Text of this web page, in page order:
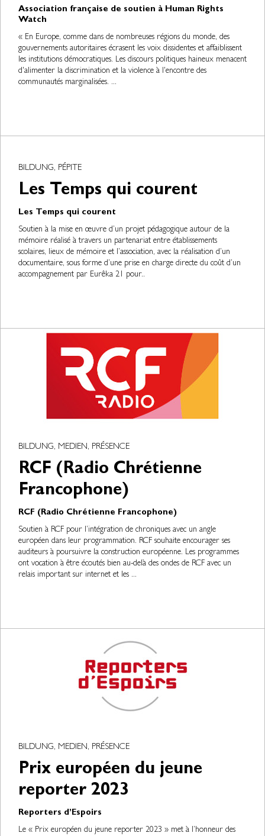
Association française de soutien à Human Rights
Watch
« En Europe, comme dans de nombreuses régions du monde, des
gouvernements autoritaires écrasent les voix dissidentes et affaiblissent
les institutions démocratiques. Les discours politiques haineux menacent
d'alimenter la discrimination et la violence à l'encontre des
communautés marginalisées. ...
BILDUNG, PÉPITE
Les Temps qui courent
Les Temps qui courent
Soutien à la mise en œuvre d’un projet pédagogique autour de la
mémoire réalisé à travers un partenariat entre établissements
scolaires, lieux de mémoire et l’association, avec la réalisation d’un
documentaire, sous forme d’une prise en charge directe du coût d’un
accompagnement par Eurêka 21 pour..
BILDUNG, MEDIEN, PRÉSENCE
RCF (Radio Chrétienne
Francophone)
RCF (Radio Chrétienne Francophone)
Soutien à RCF pour l’intégration de chroniques avec un angle
européen dans leur programmation. RCF souhaite encourager ses
auditeurs à poursuivre la construction européenne. Les programmes
ont vocation à être écoutés bien au-delà des ondes de RCF avec un
relais important sur internet et les ...
BILDUNG, MEDIEN, PRÉSENCE
Prix européen du jeune
reporter 2023
Reporters d’Espoirs
Le « Prix européen du jeune reporter 2023 » met à l’honneur des